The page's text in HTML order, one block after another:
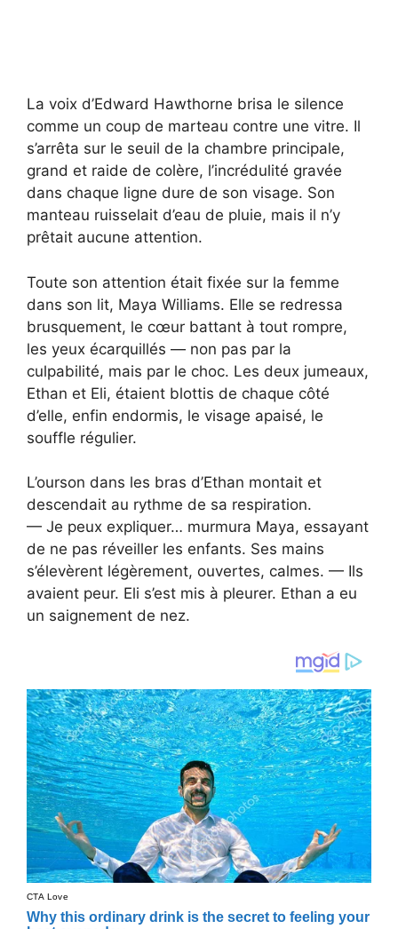
La voix d’Edward Hawthorne brisa le silence
comme un coup de marteau contre une vitre. Il
s’arrêta sur le seuil de la chambre principale,
grand et raide de colère, l’incrédulité gravée
dans chaque ligne dure de son visage. Son
manteau ruisselait d’eau de pluie, mais il n’y
prêtait aucune attention.
Toute son attention était fixée sur la femme
dans son lit, Maya Williams. Elle se redressa
brusquement, le cœur battant à tout rompre,
les yeux écarquillés — non pas par la
culpabilité, mais par le choc. Les deux jumeaux,
Ethan et Eli, étaient blottis de chaque côté
d’elle, enfin endormis, le visage apaisé, le
souffle régulier.
L’ourson dans les bras d’Ethan montait et
descendait au rythme de sa respiration.
— Je peux expliquer… murmura Maya, essayant
de ne pas réveiller les enfants. Ses mains
s’élevèrent légèrement, ouvertes, calmes. — Ils
avaient peur. Eli s’est mis à pleurer. Ethan a eu
un saignement de nez.